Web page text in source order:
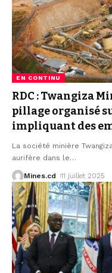
EN CONTINU
RDC : Twangiza
pillage organisé
impliquant des
La société minière
aurifère dans le…
Mines.cd 11 juillet 2025